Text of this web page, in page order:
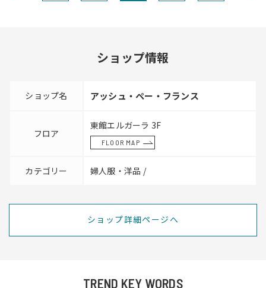
ショップ情報
ショップ名 アッシュ・ペー・フランス
フロア
東館エルガーラ 3F
FLOOR MAP
カテゴリー 婦人服・洋品 /
ショップ詳細ページへ
TREND KEY WORDS